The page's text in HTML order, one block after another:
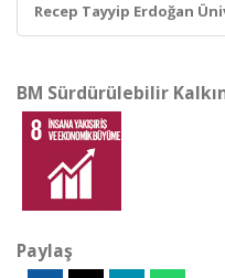
Recep Tayyip Erdoğan
BM Sürdürülebilir
Paylaş